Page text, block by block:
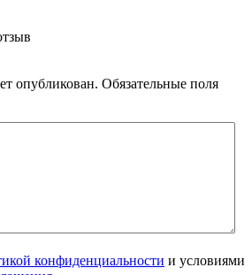
опубликован. Обязательные поля
конфиденциальности и условиями